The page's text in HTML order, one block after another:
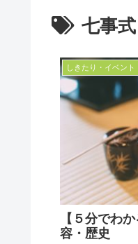
七事式
しきたり・イベント
【５分でわ
容・歴史